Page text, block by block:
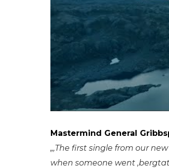
Mastermind General
„‚The first single from our
when someone went